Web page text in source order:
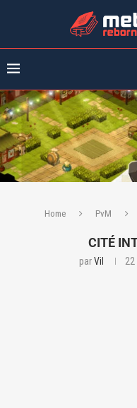
Home PvM
CITÉ
parVil